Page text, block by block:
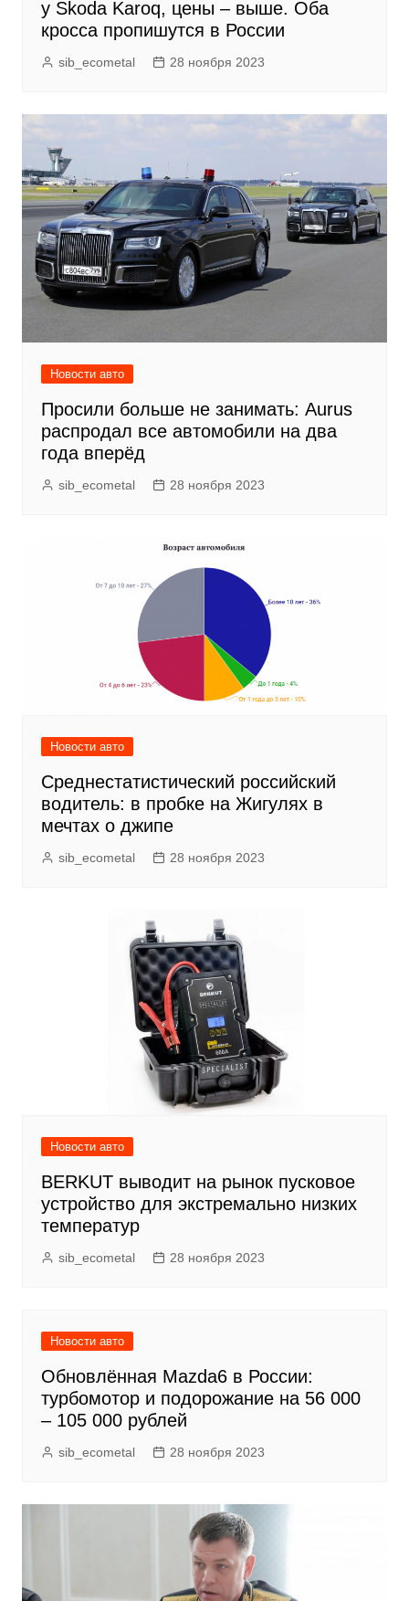
у Skoda Karoq, цены – выше. Оба
кросса пропишутся в России
sib_ecometal 28 ноября 2023
Новости авто
Просили больше не занимать: Aurus
распродал все автомобили на два
года вперёд
sib_ecometal 28 ноября 2023
Новости авто
Среднестатистический российский
водитель: в пробке на Жигулях в
мечтах о джипе
sib_ecometal 28 ноября 2023
Новости авто
BERKUT выводит на рынок пусковое
устройство для экстремально низких
температур
sib_ecometal 28 ноября 2023
Новости авто
Обновлённая Mazda6 в России:
турбомотор и подорожание на 56 000
– 105 000 рублей
sib_ecometal 28 ноября 2023